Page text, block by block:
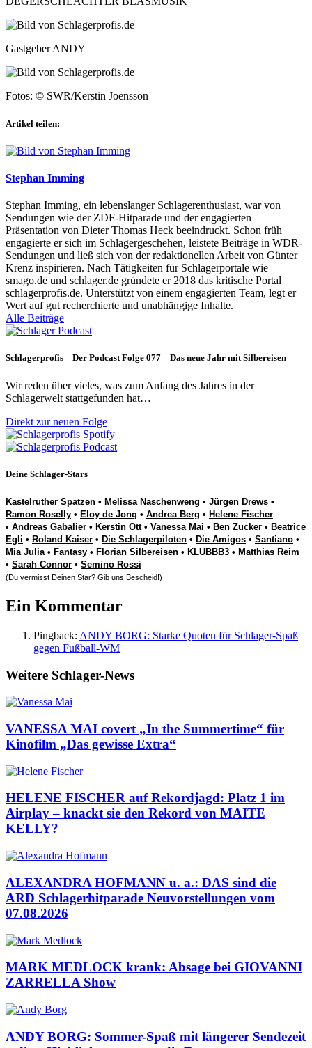
Gastgeber ANDY
Fotos: © SWR/Kerstin Joensson
Artikel teilen:
Stephan Imming
Stephan Imming, ein lebenslanger Schlagerenthusiast, war von
Sendungen wie der ZDF-Hitparade und der engagierten
Präsentation von Dieter Thomas Heck beeindruckt. Schon früh
engagierte er sich im Schlagergeschehen, leistete Beiträge in WDR-
Sendungen und ließ sich von der redaktionellen Arbeit von Günter
Krenz inspirieren. Nach Tätigkeiten für Schlagerportale wie
smago.de und schlager.de gründete er 2018 das kritische Portal
schlagerprofis.de. Unterstützt von einem engagierten Team, legt er
Wert auf gut recherchierte und unabhängige Inhalte.
Alle Beiträge
Schlagerprofis – Der Podcast Folge 077 – Das neue Jahr mit Silbereisen
Wir reden über vieles, was zum Anfang des Jahres in der
Schlagerwelt stattgefunden hat…
Direkt zur neuen Folge
Deine Schlager-Stars
Kastelruther Spatzen • Melissa Naschenweng • Jürgen Drews •
Ramon Roselly • Eloy de Jong • Andrea Berg • Helene Fischer
• Andreas Gabalier • Kerstin Ott• Vanessa Mai • Ben Zucker • Beatrice
Egli • Roland Kaiser • Die Schlagerpiloten • Die Amigos • Santiano •
Mia Julia• Fantasy • Florian Silbereisen • KLUBBB3 • Matthias Reim
• Sarah Connor • Semino Rossi
(Du vermisst Deinen Star? Gib uns Bescheid!)
Ein Kommentar
Pingback: ANDY BORG: Starke Quoten für Schlager-Spaß
gegen Fußball-WM
Weitere Schlager-News
VANESSA MAI covert „In the Summertime“ für
Kinofilm „Das gewisse Extra“
HELENE FISCHER auf Rekordjagd: Platz 1 im
Airplay – knackt sie den Rekord von MAITE
KELLY?
ALEXANDRA HOFMANN u. a.: DAS sind die
ARD Schlagerhitparade Neuvorstellungen vom
07.08.2026
MARK MEDLOCK krank: Absage bei GIOVANNI
ZARRELLA Show
ANDY BORG: Sommer-Spaß mit längerer Sendezeit